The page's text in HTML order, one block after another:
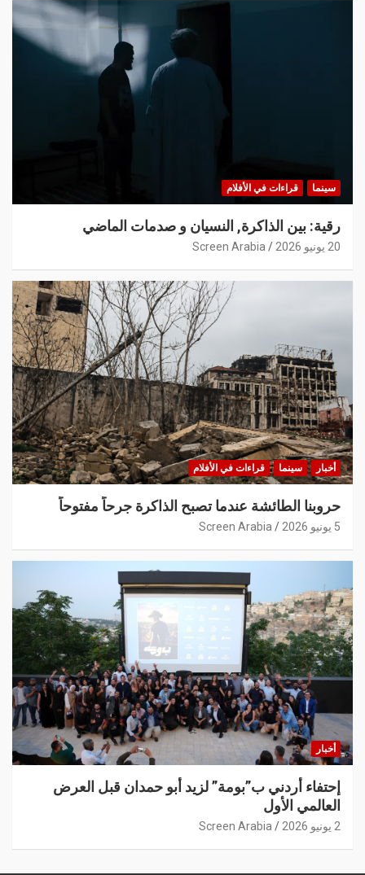
سينما قراءات في الأفلام
رقية: بين الذاكرة, النسيان و صدمات الماضي
20 يونيو 2026 Screen Arabia
أخبار سينما قراءات في الأفلام
حروبنا الطائشة عندما تصبح الذاكرة جرحاً مفتوحاً
5 يونيو 2026 Screen Arabia
أخبار
إحتفاء أردني ب”بومة” لزيد أبو حمدان قبل العرض
العالمي الأول
2 يونيو 2026 Screen Arabia